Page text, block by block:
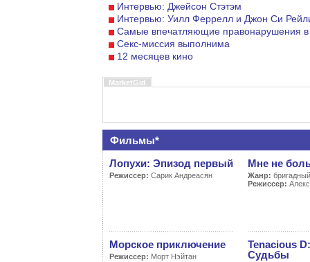
Интервью: Джейсон Стэтэм
Интервью: Уилл Феррелл и Джон Си
Самые впечатляющие правонарушения в
Секс-миссия выполнима
12 месяцев кино
MarketGid
Фильмы*
Лопухи: Эпизод первый
Режиссер: Сарик Андреасян
Мне не
Жанр:
Режиссер:
Морское приключение
Режиссер: Морт Нэйтан
Tenacious
Судьбы